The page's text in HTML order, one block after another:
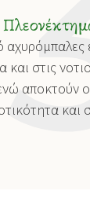
αχυρόμπαλες
και στις
αποκτούν
και